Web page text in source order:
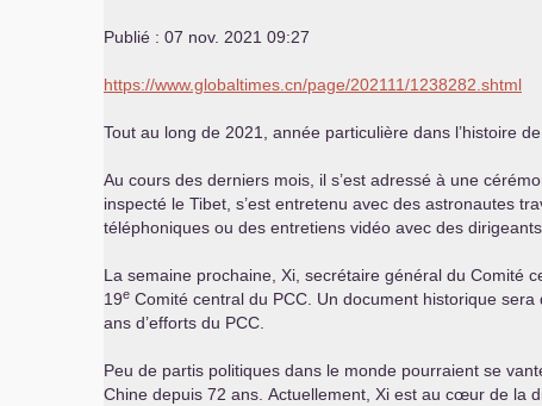
Publié : 07 nov. 2021 09:27
https://www.globaltimes.cn/page/202111/1238282.shtml
Tout au long de 2021, année particulière dans l’histoire
Au cours des derniers mois, il s’est adressé à une
inspecté le Tibet, s’est entretenu avec des astronautes
téléphoniques ou des entretiens vidéo avec des
La semaine prochaine, Xi, secrétaire général du Comité
19e Comité central du PCC . Un document historique
ans d’efforts du PCC
Peu de partis politiques dans le monde pourraient se
Chine depuis 72 ans. Actuellement, Xi est au cœur de la